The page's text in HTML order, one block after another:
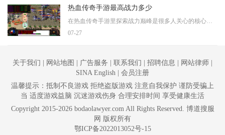
热血传奇手游最高战力多少
07-27
关于我们 | 网站地图 | 广告服务 | 联系我们 | 招聘信息 | 网站律师 |
SINA English | 会员注册
温馨提示：抵制不良游戏 拒绝盗版游戏 注意自我保护 谨防受骗上
当 适度游戏益脑 沉迷游戏伤身 合理安排时间 享受健康生活
Copyright 2015-2026 bodaolawyer.com All Rights Reserved. 博道搜服
网 版权所有
鄂ICP备2022013052号-15